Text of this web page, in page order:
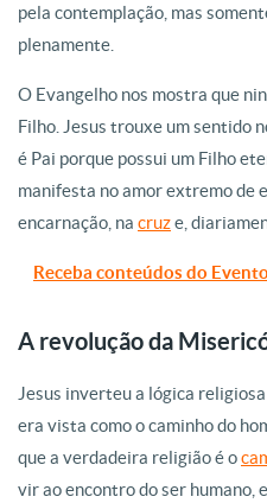
pela contemplação, mas
plenamente.
O Evangelho nos mostra que
Filho. Jesus trouxe um sentido
é Pai porque possui um Filho
manifesta no amor extremo de
encarnação, na cruze,
Receba conteúdos do
A revolução da
Jesus inverteu a lógica
era vista como o caminho do
que a verdadeira religião é o
vir ao encontro do ser humano,